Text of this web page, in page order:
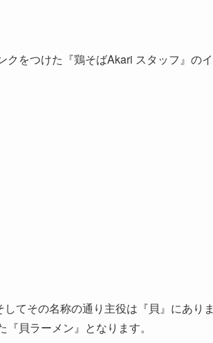
をつけた『鶏そばAkari スタッフ』のイ
てその名称の通り主役は『貝』にありま
貝ラーメン』となります。